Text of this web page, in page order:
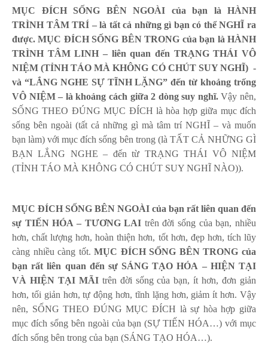
MỤC ĐÍCH SỐNG BÊN NGOÀI của bạn là HÀNH
TRÌNH TÂM TRÍ – là tất cả những gì bạn có thể NGHĨ ra
được. MỤC ĐÍCH SỐNG BÊN TRONG của bạn là HÀNH
TRÌNH TÂM LINH – liên quan đến TRẠNG THÁI VÔ
NIỆM (TỈNH TÁO MÀ KHÔNG CÓ CHÚT SUY NGHĨ) -
và “LẮNG NGHE SỰ TĨNH LẶNG” đến từ khoảng trống
VÔ NIỆM – là khoảng cách giữa 2 dòng suy nghĩ.Vậy nên,
SỐNG THEO ĐÚNG MỤC ĐÍCH là hòa hợp giữa mục đích
sống bên ngoài (tất cả những gì mà tâm trí NGHĨ – và muốn
bạn làm) với mục đích sống bên trong (là TẤT CẢ NHỮNG GÌ
BẠN LẮNG NGHE – đến từ TRẠNG THÁI VÔ NIỆM
(TỈNH TÁO MÀ KHÔNG CÓ CHÚT SUY NGHĨ NÀO)).
MỤC ĐÍCH SỐNG BÊN NGOÀI của bạn rất liên quan đến
sự TIẾN HÓA – TƯƠNG LAI trên đời sống của bạn, nhiều
hơn, chất lượng hơn, hoàn thiện hơn, tốt hơn, đẹp hơn, tích lũy
càng nhiều càng tốt.MỤC ĐÍCH SỐNG BÊN TRONG của
bạn rất liên quan đến sự SÁNG TẠO HÓA – HIỆN TẠI
VÀ HIỆN TẠI MÃI trên đời sống của bạn, ít hơn, đơn giản
hơn, tối giản hơn, tự động hơn, tĩnh lặng hơn, giảm ít hơn. Vậy
nên, SỐNG THEO ĐÚNG MỤC ĐÍCH là sự hòa hợp giữa
mục đích sống bên ngoài của bạn (SỰ TIẾN HÓA…) với mục
đích sống bên trong của bạn (SÁNG TẠO HÓA…).